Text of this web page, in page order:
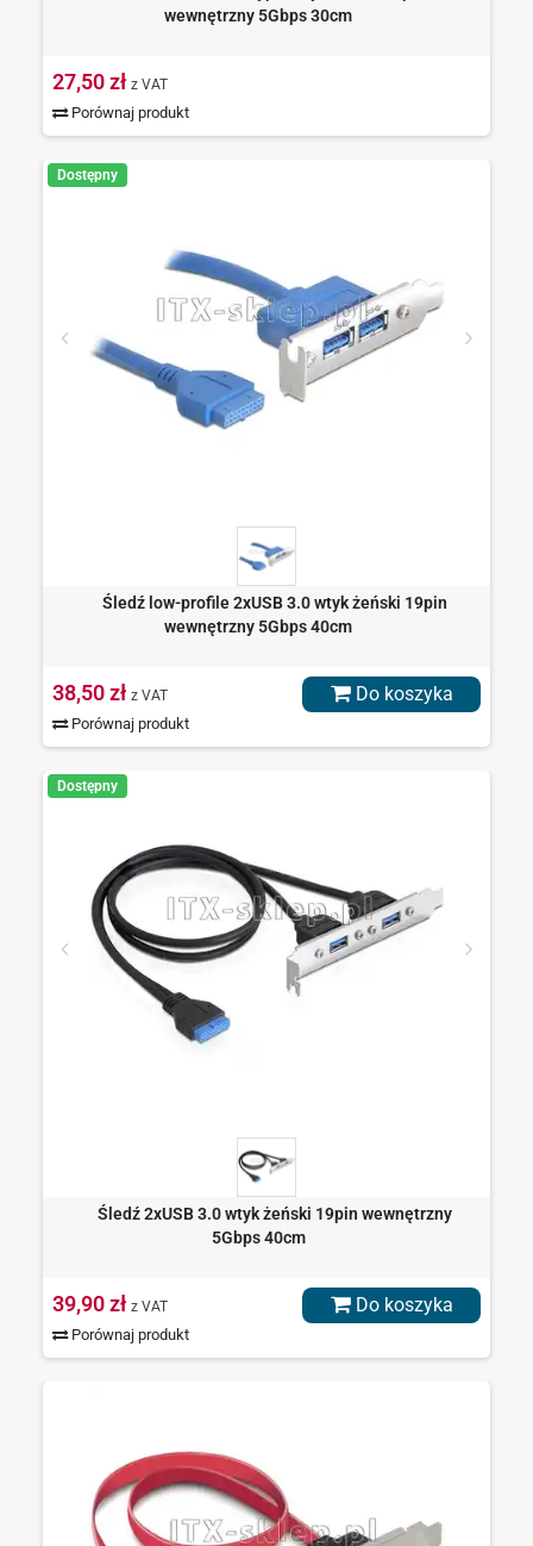
wewnętrzny 5Gbps 30cm
27,50 zł z VAT
Porównaj produkt
Dostępny
Śledź low-profile 2xUSB 3.0 wtyk żeński 19pin
wewnętrzny 5Gbps 40cm
38,50 zł z VAT
Porównaj produkt
Do koszyka
Dostępny
Śledź 2xUSB 3.0 wtyk żeński 19pin wewnętrzny
5Gbps 40cm
39,90 zł z VAT
Porównaj produkt
Do koszyka